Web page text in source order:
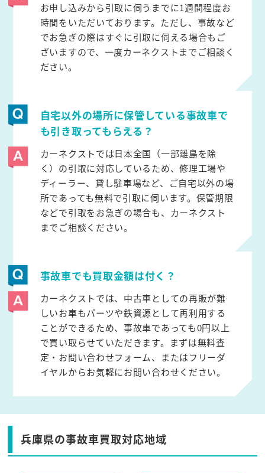
お申し込みから引取に伺うまでに1週間程度お
時間をいただいております。ただし、事故など
でお急ぎの際はすぐに引取に伺える場合もご
ざいますので、一度カーネクストまでご相談く
ださい。
自宅以外の場所に保管している事故車で
も引き取ってもらえる？
カーネクストでは日本全国（一部離島を除
く）の引取に対応しているため、修理工場や
ディーラー、貸し駐車場など、ご自宅以外の場
所であっても無料で引取に伺います。保管期限
などで引取をお急ぎの場合も、カーネクスト
までご相談ください。
事故車でも買取金額は付く？
カーネクストでは、中古車としての再販が難
しいお車もパーツや鉄資源として再利用する
ことができるため、事故車であっても0円以上
で買い取らせていただきます。まずは無料査
定・お問い合わせフォーム、またはフリーダ
イヤルからお気軽にお問い合わせください。
兵庫県の事故車買取対応地域